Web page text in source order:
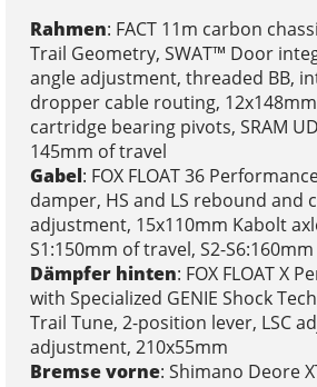
Rahmen: FACT 11m carbon
Trail Geometry, SWAT™ Door
angle adjustment, threaded BB,
dropper cable routing,
cartridge bearing pivots, SRAM
145mm of travel
Gabel: FOX FLOAT 36
damper, HS and LS rebound and
adjustment, 15x110mm Kabolt
S1:150mm of travel, S2-
Dämpfer hinten: FOX FLOAT X
with Specialized GENIE Shock
Trail Tune, 2-position lever, LSC
adjustment, 210x55mm
Bremse vorne: Shimano Deore